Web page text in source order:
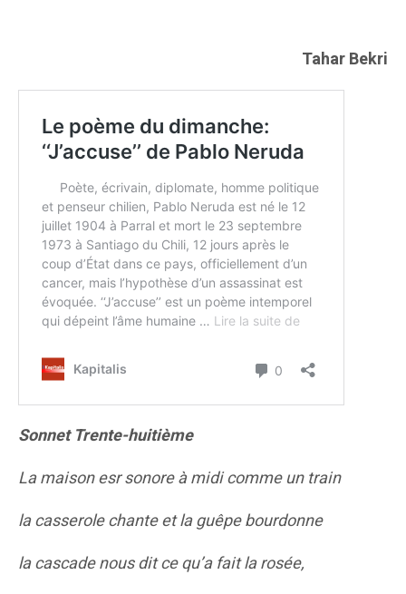
Tahar Bekri
Sonnet Trente-huitième
La maison esr sonore à midi comme un train
la casserole chante et la guêpe bourdonne
la cascade nous dit ce qu’a fait la rosée,